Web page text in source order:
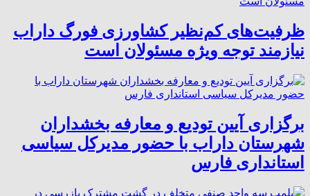
ظرفیت‌های کم‌نظیر کشاورزی فورگ داراب
نیازمند توجه ویژه مسئولان است
برگزاری آیین تودیع و معارفه بخشداران
شهرستان داراب با حضور مدیرکل سیاسی
استانداری فارس